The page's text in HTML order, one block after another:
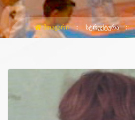
ᲛᲗᲐᲕᲐᲠᲘ ᲡᲢᲠᲣᲥᲢᲣᲠᲐ